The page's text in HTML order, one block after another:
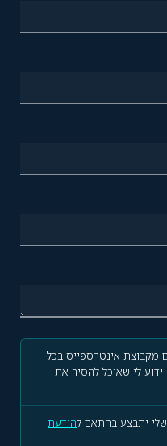
מקבוצת אינטרספייס בכל
לי שאוכל להסיר את
יתבצע בהתאם להודעת